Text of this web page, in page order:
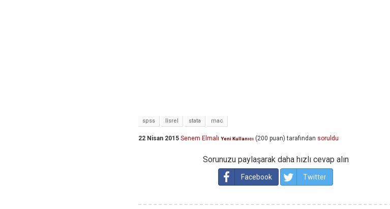
spss lisrel stata mac
22 Nisan 2015 Senem Elmalı Yeni Kullanıcı (200 puan) tarafından soruldu
Sorunuzu paylaşarak daha hızlı cevap alın
Facebook Twitter